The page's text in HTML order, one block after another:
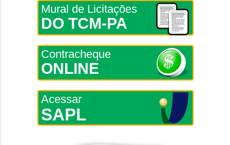
Mural de Licitações
DO TCM-PA
Contracheque
ONLINE
Acessar
SAPL